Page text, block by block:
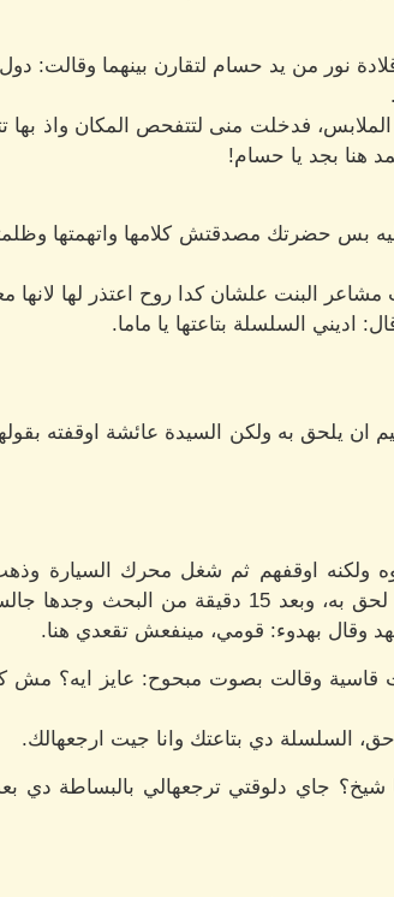
نور من يد حسام لتقارن بينهما وقالت:
فدخلت منى لتتفحص المكان واذ بها
هنا بجد يا حسام!
بس حضرتك مصدقتش كلامها واتهمتها
البنت علشان كدا روح اعتذر لها
اديني السلسلة بتاعتها يا ماما.
يلحق به ولكن السيدة عائشة اوقفته
ولكنه اوقفهم ثم شغل محرك السيارة
مهران فكان يراقبه وعندما خرج حسام بدون حراسه لحق
وقال بهدوء: قومي، مينفعش تقعدي هنا.
قاسية وقالت بصوت مبحوح: عايز ايه؟ مش
السلسلة دي بتاعتك وانا جيت ارجعهالك.
شيخ؟ جاي دلوقتي ترجعهالي بالبساطة دي